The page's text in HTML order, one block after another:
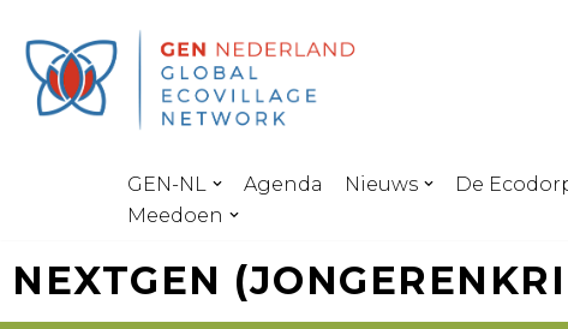
Ga
naar
GEN-NL Agenda Nieuws De
Meedoen
NEXTGEN